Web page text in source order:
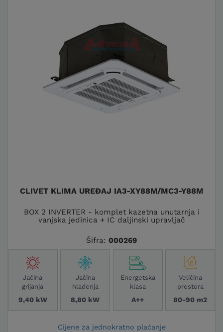
CLIVET KLIMA UREĐAJ IA3-XY88M/MC3-Y88M
BOX 2 INVERTER - komplet kazetna unutarnja i
vanjska jedinica + IC daljinski upravljač
Šifra: 000269
Jačina
grijanja
9,40 kW
Jačina
hlađenja
8,80 kW
Energetska
klasa
A++
Veličina
prostora
80-90 m2
Cijene za jednokratno plaćanje